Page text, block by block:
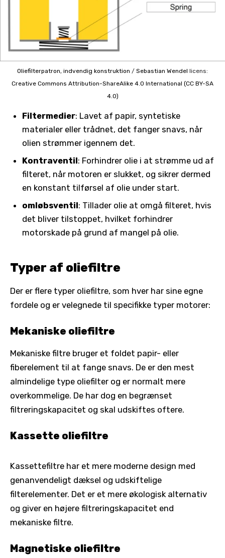
Oliefilterpatron, indvendig konstruktion / Sebastian Wendel licens:
Creative Commons Attribution-ShareAlike 4.0 International (CC BY-SA
4.0)
Filtermedier: Lavet af papir, syntetiske
materialer eller trådnet, det fanger snavs, når
olien strømmer igennem det.
Kontraventil: Forhindrer olie i at strømme ud af
filteret, når motoren er slukket, og sikrer dermed
en konstant tilførsel af olie under start.
omløbsventil: Tillader olie at omgå filteret, hvis
det bliver tilstoppet, hvilket forhindrer
motorskade på grund af mangel på olie.
Typer af oliefiltre
Der er flere typer oliefiltre, som hver har sine egne
fordele og er velegnede til specifikke typer motorer:
Mekaniske oliefiltre
Mekaniske filtre bruger et foldet papir- eller
fiberelement til at fange snavs. De er den mest
almindelige type oliefilter og er normalt mere
overkommelige. De har dog en begrænset
filtreringskapacitet og skal udskiftes oftere.
Kassette oliefiltre
Kassettefiltre har et mere moderne design med
genanvendeligt dæksel og udskiftelige
filterelementer. Det er et mere økologisk alternativ
og giver en højere filtreringskapacitet end
mekaniske filtre.
Magnetiske oliefiltre